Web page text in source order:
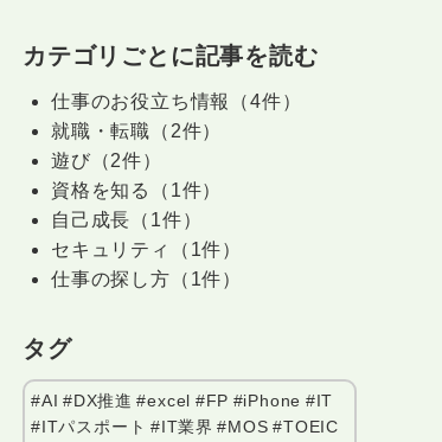
カテゴリごとに記事を読む
仕事のお役立ち情報（4件）
就職・転職（2件）
遊び（2件）
資格を知る（1件）
自己成長（1件）
セキュリティ（1件）
仕事の探し方（1件）
タグ
#AI #DX推進 #excel #FP #iPhone #IT
#ITパスポート #IT業界 #MOS #TOEIC